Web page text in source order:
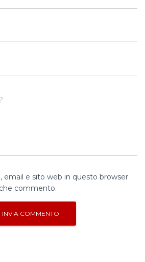
email e sito web in questo browser
commento.